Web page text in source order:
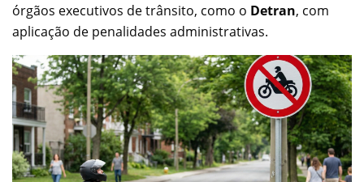
órgãos executivos de trânsito, como o Detran, com
aplicação de penalidades administrativas.